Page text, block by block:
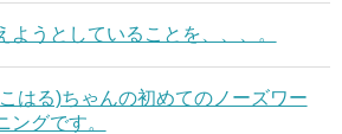
ようとしていることを、、、。
はる)ちゃんの初めてのノーズワー
ングです。